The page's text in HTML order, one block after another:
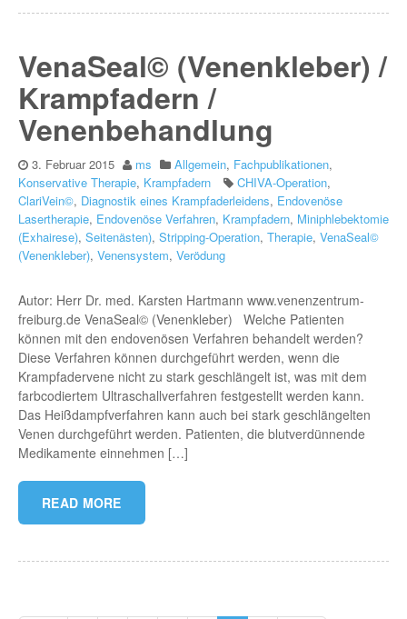
VenaSeal© (Venenkleber) /
Krampfadern /
Venenbehandlung
3. Februar 2015 ms Allgemein, Fachpublikationen,
Konservative Therapie, Krampfadern CHIVA-Operation,
ClariVein©, Diagnostik eines Krampfaderleidens, Endovenöse
Lasertherapie, Endovenöse Verfahren, Krampfadern, Miniphlebektomie
(Exhairese), Seitenästen), Stripping-Operation, Therapie, VenaSeal©
(Venenkleber), Venensystem, Verödung
Autor: Herr Dr. med. Karsten Hartmann www.venenzentrum-
freiburg.de VenaSeal© (Venenkleber) Welche Patienten
können mit den endovenösen Verfahren behandelt werden?
Diese Verfahren können durchgeführt werden, wenn die
Krampfadervene nicht zu stark geschlängelt ist, was mit dem
farbcodiertem Ultraschallverfahren festgestellt werden kann.
Das Heißdampfverfahren kann auch bei stark geschlängelten
Venen durchgeführt werden. Patienten, die blutverdünnende
Medikamente einnehmen […]
READ MORE